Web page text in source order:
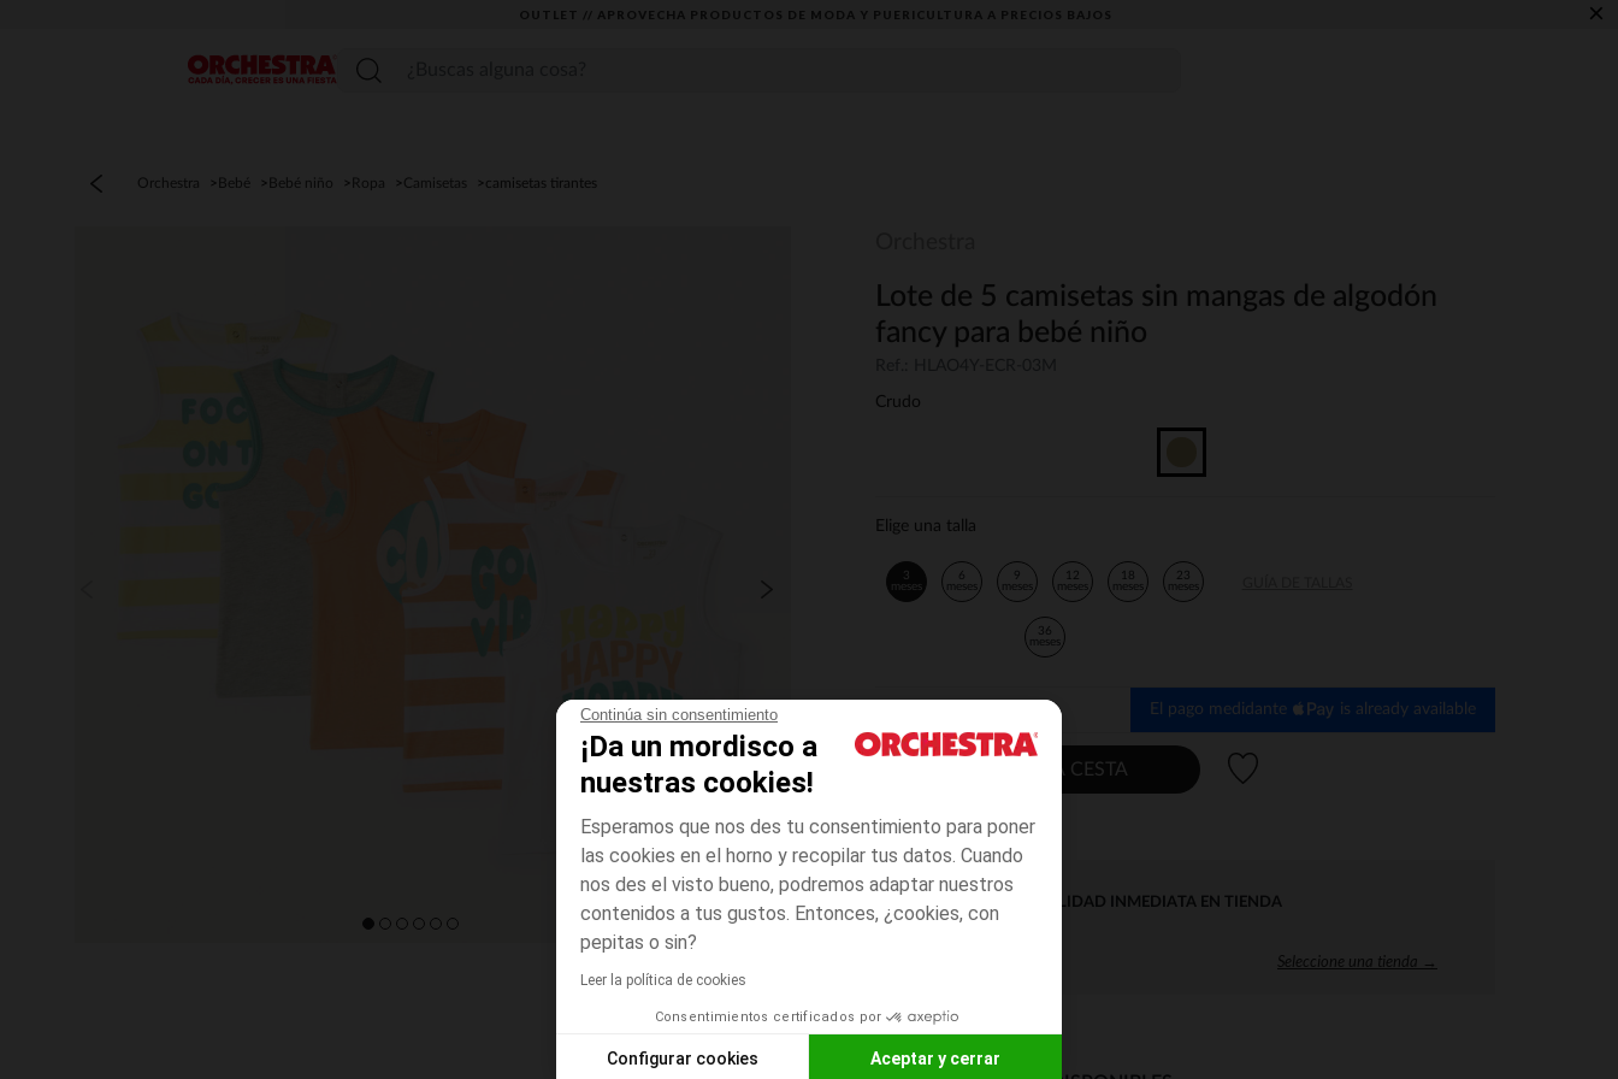
Continúa sin consentimiento
¡Da un mordisco a
nuestras cookies!
Esperamos que nos des tu consentimiento para poner
las cookies en el horno y recopilar tus datos. Cuando
nos des el visto bueno, podremos adaptar nuestros
contenidos a tus gustos. Entonces, ¿cookies, con
pepitas o sin?
Leer la política de cookies
Consentimientos certificados por
Configurar cookies Aceptar y cerrar
OUTLET // APROVECHA PRODUCTOS DE MODA Y PUERICULTURA A PRECIOS BAJOS ×
Menú
Orchestra Bebé Bebé niño Ropa Camisetas camisetas tirantes
Lote de 5 camisetas sin mangas de algodón
fancy para bebé niño
Crudo
Elige una talla
3
meses
6
meses
9
meses
12
meses
18
meses
23
meses
36
meses
El pago medidante is already available
AÑADIR A LA CESTA
DISPONIBILIDAD INMEDIATA EN TIENDA
Seleccione una tienda →